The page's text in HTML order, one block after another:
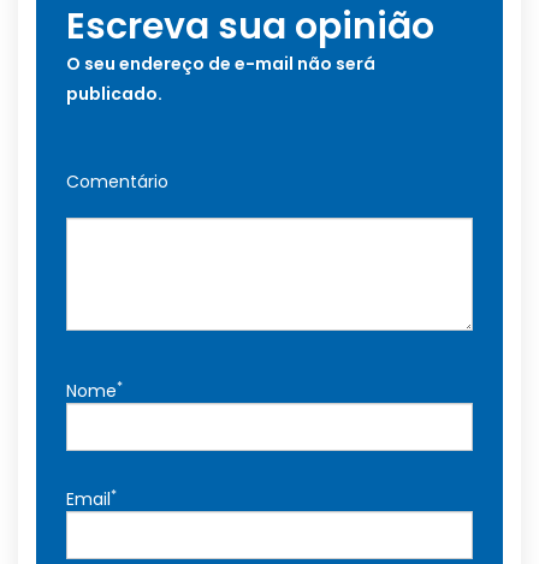
Escreva sua opinião
O seu endereço de e-mail não será
publicado.
Comentário
Nome*
Email*